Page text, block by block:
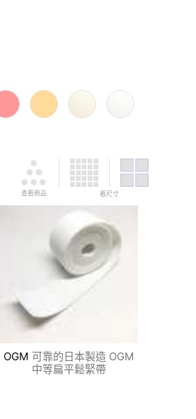
查看商品 看尺寸
OGM 可靠的日本製造 OGM
中等扁平鬆緊帶